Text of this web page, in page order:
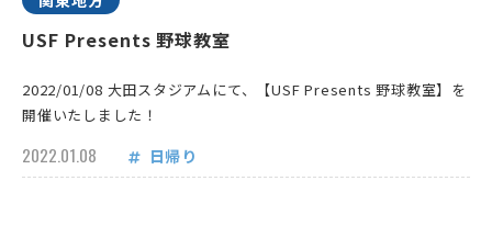
USF Presents 野球教室
2022/01/08 大田スタジアムにて、【USF Presents 野球教室】を
開催いたしました！
2022.01.08 日帰り